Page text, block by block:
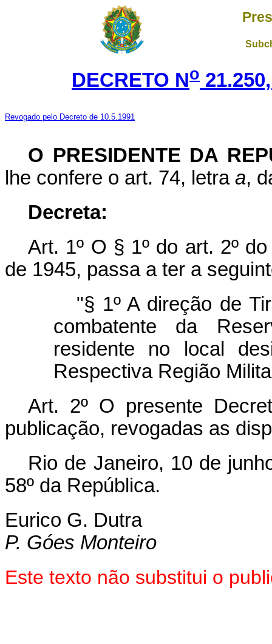
DECRETO No
Revogado pelo Decreto de 10.5.1991
O PRESIDENTE DA
lhe confere o art. 74, letra a,
Decreta:
Art. 1º O § 1º do art. 2º
de 1945, passa a ter a
"§ 1º A direção de
combatente da
residente no local
Respectiva Região
Art. 2º O presente
publicação, revogadas as
Rio de Janeiro, 10 de
58º da República.
Eurico G. Dutra
P. Góes Monteiro
Este texto não substitui o